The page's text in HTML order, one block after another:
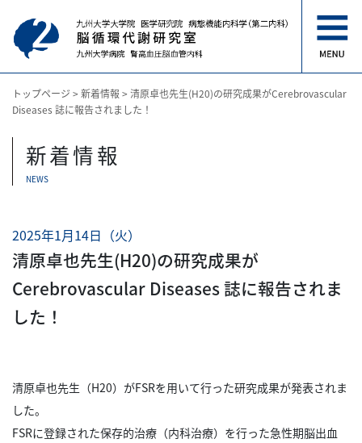
トップページ > 新着情報 > 清原卓也先生(H20)の研究成果がCerebrovascular
Diseases 誌に報告されました！
新着情報
NEWS
2025年1月14日（火）
清原卓也先生(H20)の研究成果が
Cerebrovascular Diseases 誌に報告されま
した！
清原卓也先生（H20）がFSRを用いて行った研究成果が発表されま
した。
FSRに登録された保存的治療（内科治療）を行った急性期脳出血